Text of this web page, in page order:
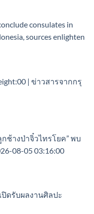
consulates in
sources enlighten
| ข่าวสารจากกรุ
ช้างป่าจิ๋วไทรโยค” พบ
08-05 03:16:00
ปิดรับผลงานศิลปะ